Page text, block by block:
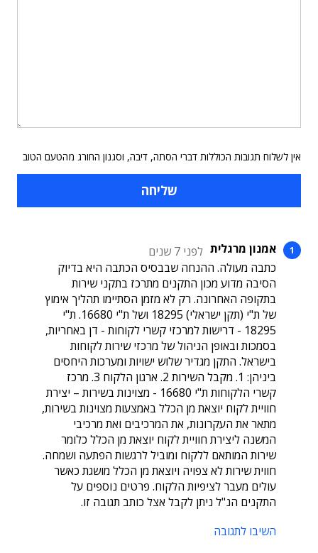
אין לשלוח תגובות הכוללות דברי הסתה, דיבה, וסגנון החורג מהטעם הטוב
אמנון מרגלית לפני 7 שנים
כתבה מעולה. ההנחה שבבסיס הכתבה היא בדיוק
הסיבה מדוע מכון התקנים מתרכז בתקני שירות
בתקופה האחרונה. רק לא מזמן הסתיימו תהליך אימוץ
של ת"י (תקן ישראלי) 18295 ושל ת"י 16680. ת"י
18295 - דרישות למרכזי קשרי לקוחות - דן באחריות,
בסמכות ובאופן הניהול של מרכזי שירות לקוחות
בישראל. התקן מגדיר שלוש ישויות ומערכות היחסים
ביניהן: 1. מקבל השירות 2. ארגון הלקוח 3. מרכז
קשרי הלקוחות ת"י 16680 - מצוינות בשירות – יצירת
חוויית לקוח יוצאת מן הכלל באמצעות מצוינות בשירות,
מתאר את העקרונות, את המרכיבים ואת מרכיבי
המשנה ליצירת חוויית לקוח יוצאת מן הכלל כלומר
שירות המותאם ללקוח ומוביל לרגשות הפתעה ושמחה.
חווית שירות לא צפויה ויוצאת מן הכלל מושגת כאשר
עולים מעבר לציפיות הלקוח. פרטים נוספים על
התקנים הנ"ל ניתן לקבל אצל כותב תגובה זו.
השיבו לתגובה